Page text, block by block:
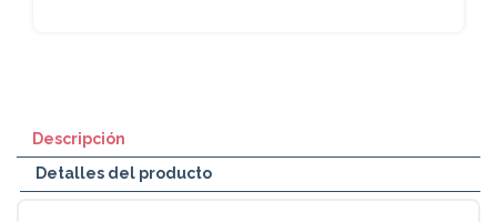
Descripción
Detalles del producto